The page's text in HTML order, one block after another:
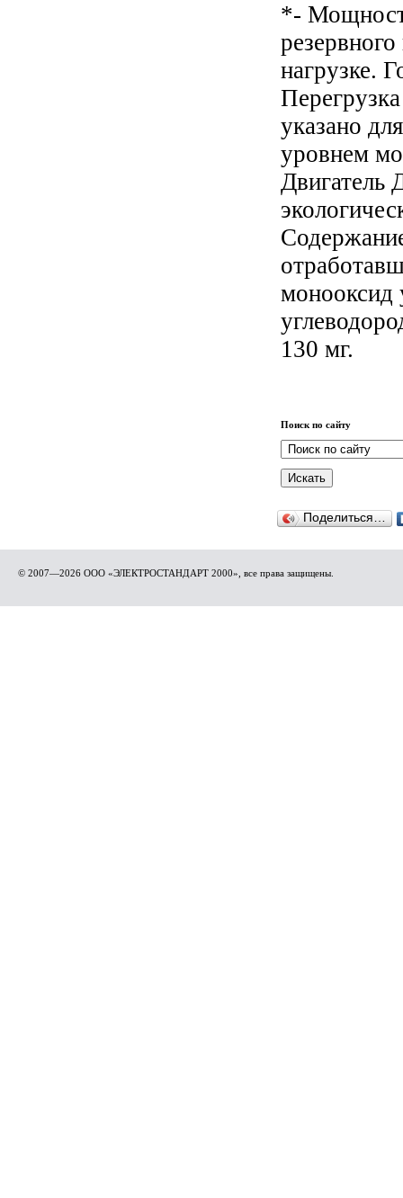
*-
нагрузке.
указано
уровнем
Двигатель
монооксид
130 мг.
Поиск по сайту
Поделиться…
© 2007—2026 ООО «ЭЛЕКТРОСТАНДАРТ 2000», все права защищены.